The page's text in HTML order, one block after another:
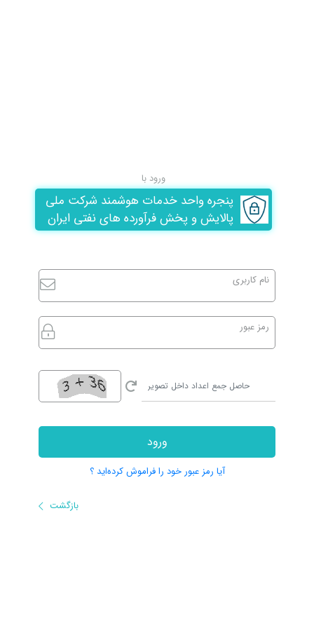
نام کاربری
رمز عبور
ورود
آیا رمز عبور خود را فراموش کرده‌اید ؟
بازگشت
ورود با
پنجره واحد خدمات هوشمند شرکت ملی
پالایش و پخش فرآورده های نفتی ایران